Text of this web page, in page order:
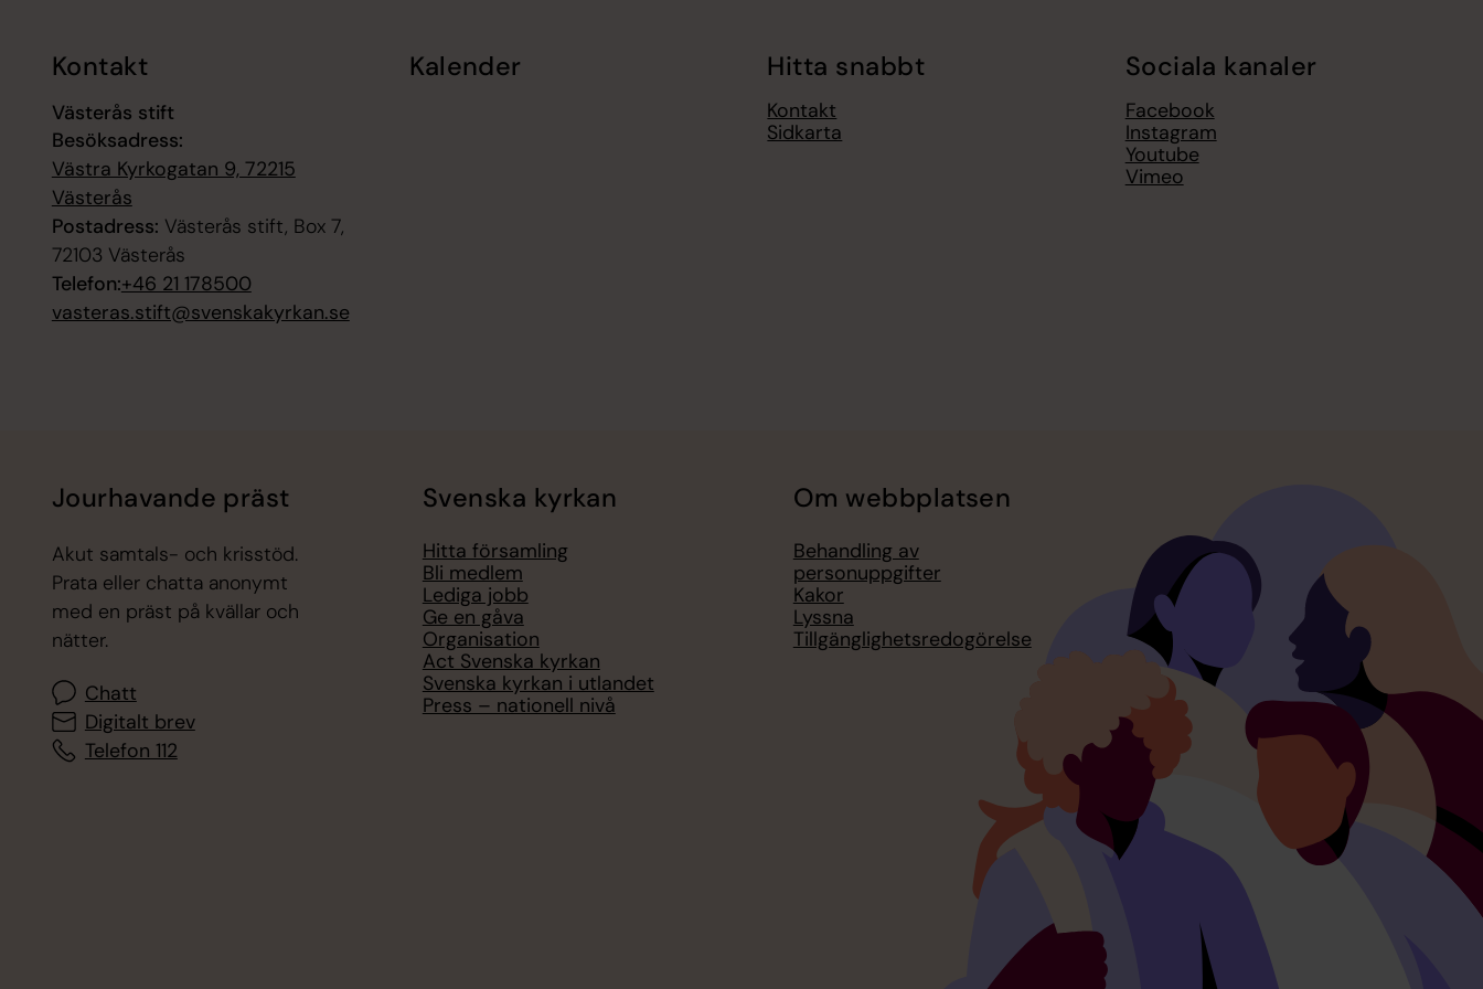
Kontakt
Västerås stift
Besöksadress:
Västra Kyrkogatan 9, 72215
Västerås
Postadress: Västerås stift, Box 7,
72103 Västerås
Telefon:+46 21 178500
vasteras.stift@svenskakyrkan.se
Kalender Hitta snabbt
Kontakt
Sidkarta
Sociala kanaler
Facebook
Instagram
Youtube
Vimeo
Jourhavande präst
Akut samtals- och krisstöd.
Prata eller chatta anonymt
med en präst på kvällar och
nätter.
Chatt
Digitalt brev
Telefon 112
Svenska kyrkan
Hitta församling
Bli medlem
Lediga jobb
Ge en gåva
Organisation
Act Svenska kyrkan
Svenska kyrkan i utlandet
Press – nationell nivå
Om webbplatsen
Behandling av
personuppgifter
Kakor
Lyssna
Tillgänglighetsredogörelse